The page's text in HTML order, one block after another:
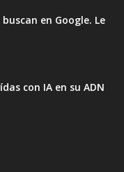
en Google. Le
con IA en su ADN